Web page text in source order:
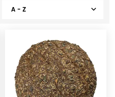
A - Z